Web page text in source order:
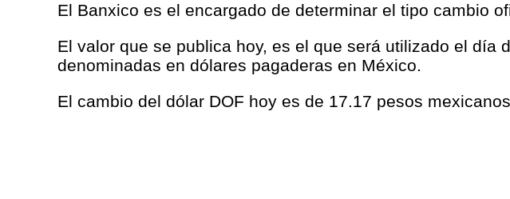
El Banxico es el encargado de determinar el tipo cambio
El valor que se publica hoy, es el que será utilizado el
denominadas en dólares pagaderas en México.
El cambio del dólar DOF hoy es de 17.17 pesos